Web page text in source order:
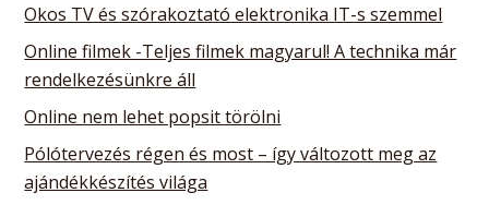
Okos TV és szórakoztató elektronika IT-s szemmel
Online filmek -Teljes filmek magyarul! A technika már
rendelkezésünkre áll
Online nem lehet popsit törölni
Pólótervezés régen és most – így változott meg az
ajándékkészítés világa